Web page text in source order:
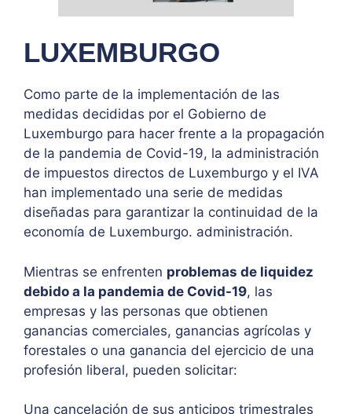
LUXEMBURGO
Como parte de la implementación de las
medidas decididas por el Gobierno de
Luxemburgo para hacer frente a la propagación
de la pandemia de Covid-19, la administración
de impuestos directos de Luxemburgo y el IVA
han implementado una serie de medidas
diseñadas para garantizar la continuidad de la
economía de Luxemburgo. administración.
Mientras se enfrenten problemas de liquidez
debido a la pandemia de Covid-19, las
empresas y las personas que obtienen
ganancias comerciales, ganancias agrícolas y
forestales o una ganancia del ejercicio de una
profesión liberal, pueden solicitar:
Una cancelación de sus anticipos trimestrales